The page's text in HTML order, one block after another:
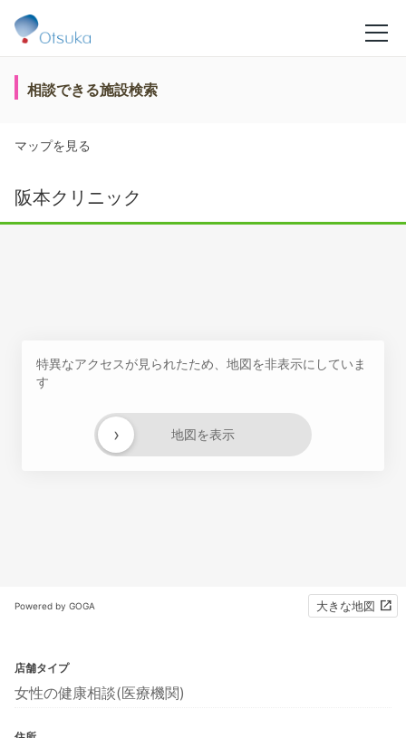
相談できる施設検索
マップを見る
阪本クリニック
特異なアクセスが見られたため、地図を非表示にしていま
す
地図を表示
›
Powered by GOGA 大きな地図
店舗タイプ
女性の健康相談(医療機関)